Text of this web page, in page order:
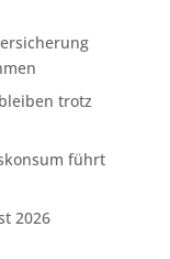
trotz
führt
2026